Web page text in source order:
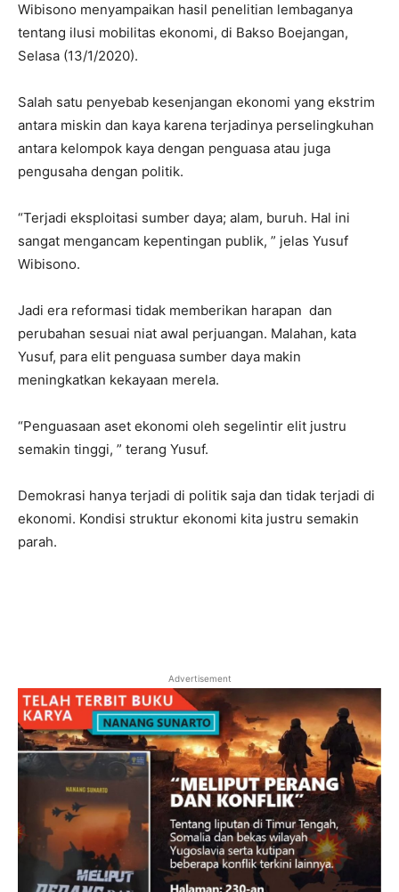
Wibisono menyampaikan hasil penelitian lembaganya
tentang ilusi mobilitas ekonomi, di Bakso Boejangan,
Selasa (13/1/2020).
Salah satu penyebab kesenjangan ekonomi yang ekstrim
antara miskin dan kaya karena terjadinya perselingkuhan
antara kelompok kaya dengan penguasa atau juga
pengusaha dengan politik.
“Terjadi eksploitasi sumber daya; alam, buruh. Hal ini
sangat mengancam kepentingan publik, ” jelas Yusuf
Wibisono.
Jadi era reformasi tidak memberikan harapan dan
perubahan sesuai niat awal perjuangan. Malahan, kata
Yusuf, para elit penguasa sumber daya makin
meningkatkan kekayaan merela.
“Penguasaan aset ekonomi oleh segelintir elit justru
semakin tinggi, ” terang Yusuf.
Demokrasi hanya terjadi di politik saja dan tidak terjadi di
ekonomi. Kondisi struktur ekonomi kita justru semakin
parah.
Advertisement